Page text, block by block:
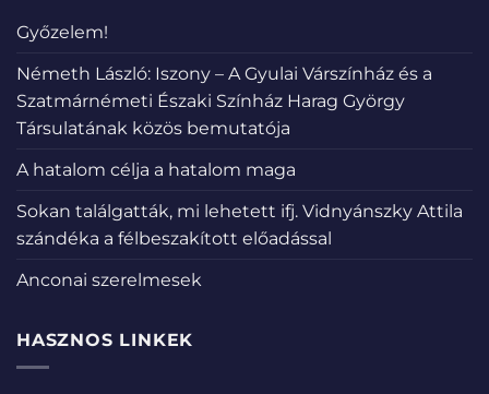
Győzelem!
Németh László: Iszony – A Gyulai Várszínház és a
Szatmárnémeti Északi Színház Harag György
Társulatának közös bemutatója
A hatalom célja a hatalom maga
Sokan találgatták, mi lehetett ifj. Vidnyánszky Attila
szándéka a félbeszakított előadással
Anconai szerelmesek
HASZNOS LINKEK